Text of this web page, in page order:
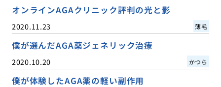
オンラインAGAクリニック評判の光と影
2020.11.23 薄毛
僕が選んだAGA薬ジェネリック治療
2020.10.20 かつら
僕が体験したAGA薬の軽い副作用